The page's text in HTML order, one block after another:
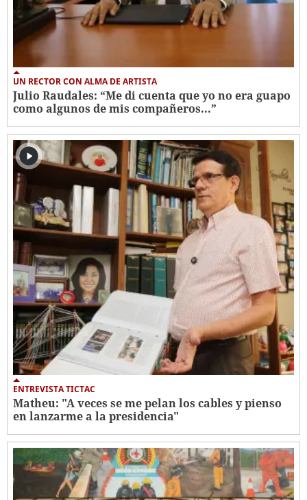
UN RECTOR CON ALMA DE ARTISTA
Julio Raudales: “Me di cuenta que yo no era guapo
como algunos de mis compañeros...”
ENTREVISTA TICTAC
Matheu: "A veces se me pelan los cables y pienso
en lanzarme a la presidencia"